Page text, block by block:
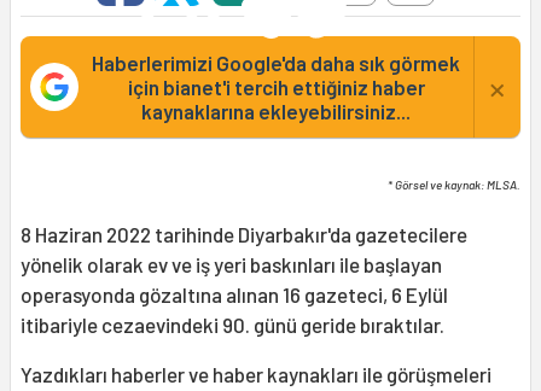
Haberlerimizi Google'da daha sık görmek
için bianet'i tercih ettiğiniz haber
kaynaklarına ekleyebilirsiniz...
×
* Görsel ve kaynak: MLSA.
8 Haziran 2022 tarihinde Diyarbakır'da gazetecilere
yönelik olarak ev ve iş yeri baskınları ile başlayan
operasyonda gözaltına alınan 16 gazeteci, 6 Eylül
itibariyle cezaevindeki 90. günü geride bıraktılar.
Yazdıkları haberler ve haber kaynakları ile görüşmeleri